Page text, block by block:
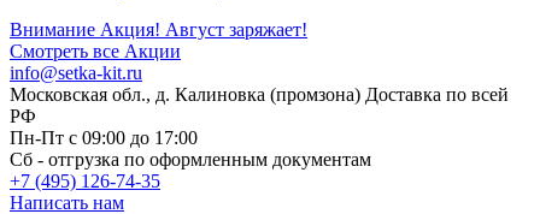
Внимание Акция! Август заряжает!
Смотреть все Акции
info@setka-kit.ru
Московская обл., д. Калиновка (промзона) Доставка по всей
РФ
Пн-Пт с 09:00 до 17:00
Сб - отгрузка по оформленным документам
+7 (495) 126-74-35
Написать нам